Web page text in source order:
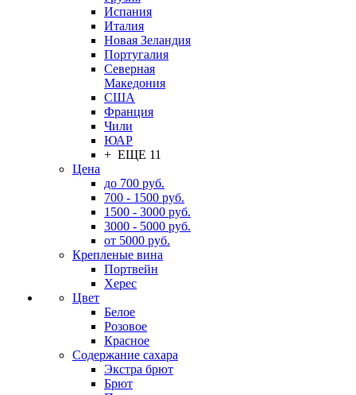
Испания
Италия
Новая Зеландия
Португалия
Северная
Македония
США
Франция
Чили
ЮАР
+ ЕЩЕ 11
Цена
до 700 руб.
700 - 1500 руб.
1500 - 3000 руб.
3000 - 5000 руб.
от 5000 руб.
Крепленые вина
Портвейн
Херес
Цвет
Белое
Розовое
Красное
Содержание сахара
Экстра брют
Брют